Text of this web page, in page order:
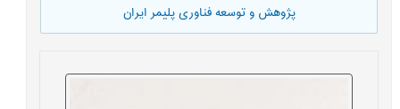
پژوهش و توسعه فناوری پلیمر ایران